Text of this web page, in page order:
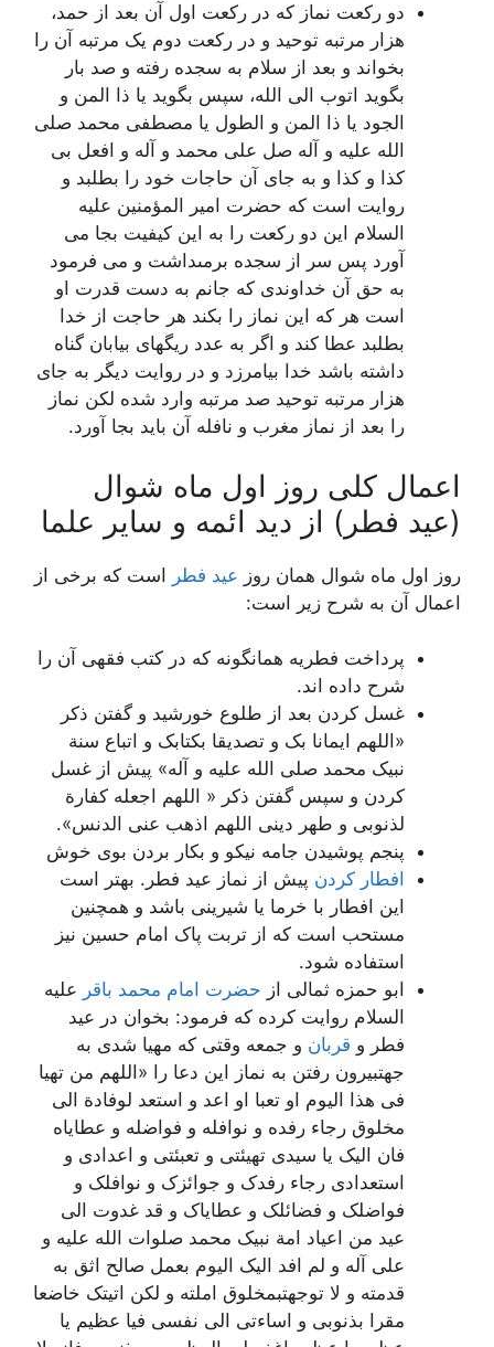
دو رکعت نماز که در رکعت اول آن بعد از حمد،
هزار مرتبه توحید و در رکعت دوم یک مرتبه آن را
بخواند و بعد از سلام به سجده رفته و صد بار
بگوید اتوب الی الله، سپس بگوید یا ذا المن و
الجود یا ذا المن و الطول یا مصطفی محمد صلى
الله علیه و آله صل على محمد و آله و افعل بی
کذا و کذا و به جاى آن حاجات خود را بطلبد و
روایت است که حضرت امیر المؤمنین علیه
السلام این دو رکعت را به این کیفیت‏ بجا مى‏
آورد پس سر از سجده برمى‏داشت و مى‏ فرمود
به حق آن خداوندى که جانم به دست قدرت او
است هر که این نماز را بکند هر حاجت از خدا
بطلبد عطا کند و اگر به عدد ریگهاى بیابان گناه
داشته باشد خدا بیامرزد و در روایت دیگر به جاى
هزار مرتبه توحید صد مرتبه وارد شده لکن نماز
را بعد از نماز مغرب و نافله آن باید بجا آورد.
اعمال کلی روز اول ماه شوال
(عید فطر) از دید ائمه و سایر علما
روز اول ماه شوال همان روز عید فطر است که برخی از
اعمال آن به شرح زیر است:
پرداخت فطریه همانگونه که در کتب فقهی آن را
شرح داده اند.
غسل کردن بعد از طلوع خورشید و گفتن ذکر
«اللهم ایمانا بک و تصدیقا بکتابک و اتباع سنة
نبیک محمد صلى الله علیه و آله» پیش از غسل
کردن و سپس گفتن ذکر « اللهم اجعله کفارة
لذنوبی و طهر دینی اللهم اذهب عنی الدنس».
پنجم پوشیدن جامه نیکو و بکار بردن بوى خوش
افطار کردن پیش از نماز عید فطر. بهتر است
این افطار با خرما یا شیرینی باشد و همچنین
مستحب است که از تربت پاک امام حسین نیز
استفاده شود.
ابو حمزه ثمالى از حضرت امام محمد باقر علیه
السلام روایت کرده که فرمود: بخوان در عید
فطر و قربان و جمعه وقتى که مهیا شدى به
جهت‏بیرون رفتن به نماز این دعا را «اللهم من تهیا
فی هذا الیوم او تعبا او اعد و استعد لوفادة الى
مخلوق رجاء رفده و نوافله و فواضله و عطایاه
فان الیک یا سیدی تهیئتی و تعبئتی و اعدادی و
استعدادی رجاء رفدک و جوائزک و نوافلک و
فواضلک و فضائلک و عطایاک و قد غدوت الى
عید من اعیاد امة نبیک محمد صلوات الله علیه و
على آله و لم افد الیک الیوم بعمل صالح اثق به
قدمته و لا توجهت‏بمخلوق املته و لکن اتیتک خاضعا
مقرا بذنوبی و اساءتی الى نفسی فیا عظیم یا